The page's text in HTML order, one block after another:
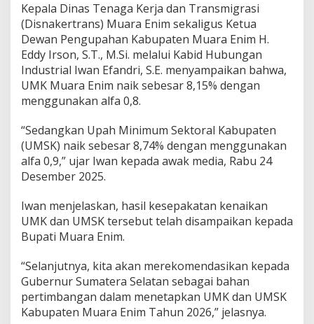
Kepala Dinas Tenaga Kerja dan Transmigrasi
(Disnakertrans) Muara Enim sekaligus Ketua
Dewan Pengupahan Kabupaten Muara Enim H.
Eddy Irson, S.T., M.Si. melalui Kabid Hubungan
Industrial Iwan Efandri, S.E. menyampaikan bahwa,
UMK Muara Enim naik sebesar 8,15% dengan
menggunakan alfa 0,8.
“Sedangkan Upah Minimum Sektoral Kabupaten
(UMSK) naik sebesar 8,74% dengan menggunakan
alfa 0,9,” ujar Iwan kepada awak media, Rabu 24
Desember 2025.
Iwan menjelaskan, hasil kesepakatan kenaikan
UMK dan UMSK tersebut telah disampaikan kepada
Bupati Muara Enim.
“Selanjutnya, kita akan merekomendasikan kepada
Gubernur Sumatera Selatan sebagai bahan
pertimbangan dalam menetapkan UMK dan UMSK
Kabupaten Muara Enim Tahun 2026,” jelasnya.